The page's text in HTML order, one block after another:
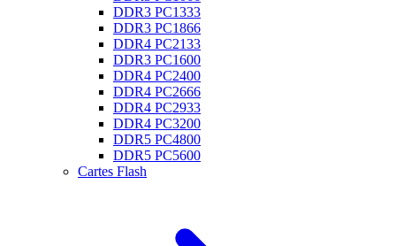
DDR3 PC1333
DDR3 PC1866
DDR4 PC2133
DDR3 PC1600
DDR4 PC2400
DDR4 PC2666
DDR4 PC2933
DDR4 PC3200
DDR5 PC4800
DDR5 PC5600
Cartes Flash